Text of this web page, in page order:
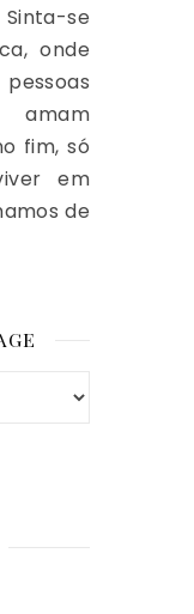
se
onde
amam
fim, só
em
de